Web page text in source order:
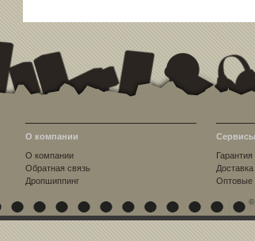
О компании
О компании
Обратная связь
Дропшиппинг
Сервисы
Оптовые
©